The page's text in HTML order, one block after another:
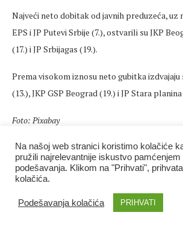
Najveći neto dobitak od javnih preduzeća, uz
EPS i JP Putevi Srbije (7.), ostvarili su JKP
(17.) i JP Srbijagas (19.).
Prema visokom iznosu neto gubitka izdvajaju
(13.), JKP GSP Beograd (19.) i JP Stara
Foto: Pixabay
19. октобар 2021. 0
Ekonomija
Na našoj web stranici koristimo kolačiće
pružili najrelevantnije iskustvo pamćenjem
podešavanja. Klikom na "Prihvati",
kolačića.
Podešavanja kolačića PRIHVATI